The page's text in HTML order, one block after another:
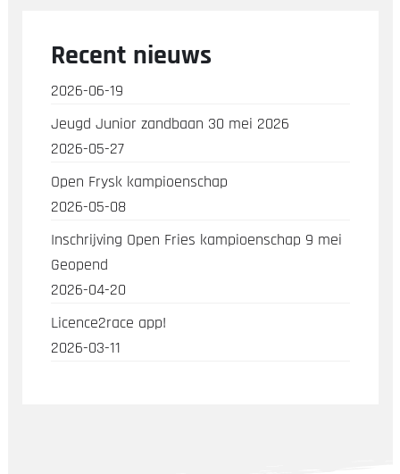
Recent nieuws
2026-06-19
Jeugd Junior zandbaan 30 mei 2026
2026-05-27
Open Frysk kampioenschap
2026-05-08
Inschrijving Open Fries kampioenschap 9 mei
Geopend
2026-04-20
Licence2race app!
2026-03-11